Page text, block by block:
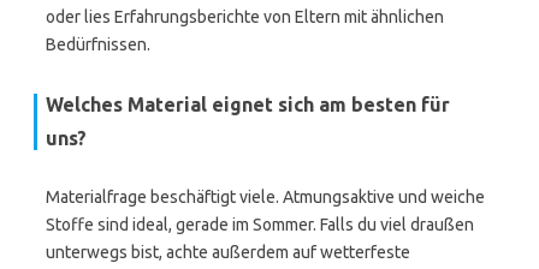
oder lies Erfahrungsberichte von Eltern mit ähnlichen
Bedürfnissen.
Welches Material eignet sich am besten für
uns?
Materialfrage beschäftigt viele. Atmungsaktive und weiche
Stoffe sind ideal, gerade im Sommer. Falls du viel draußen
unterwegs bist, achte außerdem auf wetterfeste